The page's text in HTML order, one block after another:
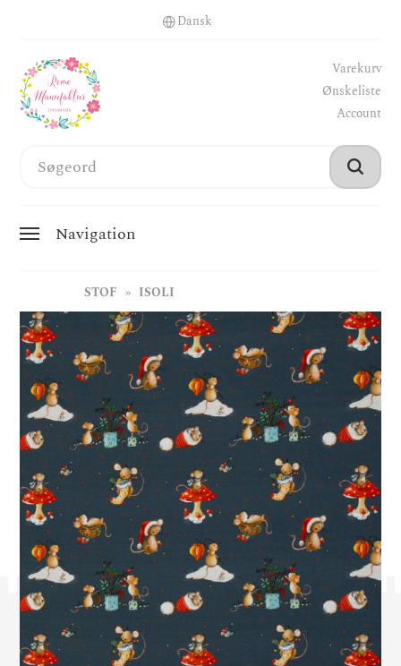
Varekurv
Ønskeliste
Account
Navigation
STOF ISOLI